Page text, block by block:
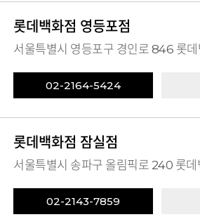
롯데백화점 영등포점
서울특별시 영등포구 경인로 846 롯
02-2164-5424
롯데백화점 잠실점
서울특별시 송파구 올림픽로 240 롯
02-2143-7859